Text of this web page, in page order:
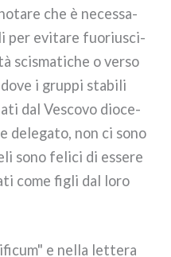
che è neces­sa­
per evi­ta­re fuo­riu­sci­
sci­sma­ti­che o ver­so
i grup­pi sta­bi­li
dal Vescovo dio­ce­
dele­ga­to, non ci sono
sono feli­ci di esse­re
come figli dal loro
e nel­la let­te­ra